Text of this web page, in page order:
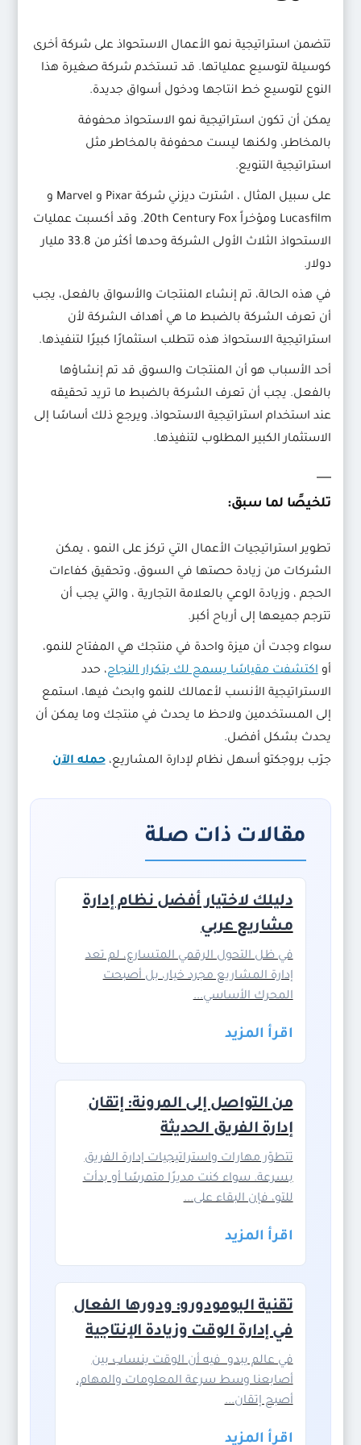
تتضمن استراتيجية نمو الأعمال الاستحواذ على شركة أخرى
كوسيلة لتوسيع عملياتها. قد تستخدم شركة صغيرة هذا
النوع لتوسيع خط انتاجها ودخول أسواق جديدة.
يمكن أن تكون استراتيجية نمو الاستحواذ محفوفة
بالمخاطر، ولكنها ليست محفوفة بالمخاطر مثل
استراتيجية التنويع.
على سبيل المثال ، اشترت ديزني شركة Pixar و Marvel و
Lucasfilm ومؤخراً 20th Century Fox. وقد أكسبت عمليات
الاستحواذ الثلاث الأولى الشركة وحدها أكثر من 33.8 مليار
دولار.
في هذه الحالة، تم إنشاء المنتجات والأسواق بالفعل، يجب
أن تعرف الشركة بالضبط ما هي أهداف الشركة لأن
استراتيجية الاستحواذ هذه تتطلب استثمارًا كبيرًا لتنفيذها.
أحد الأسباب هو أن المنتجات والسوق قد تم إنشاؤها
بالفعل. يجب أن تعرف الشركة بالضبط ما تريد تحقيقه
عند استخدام استراتيجية الاستحواذ، ويرجع ذلك أساسًا إلى
الاستثمار الكبير المطلوب لتنفيذها.
تلخيصًا لما سبق:
تطوير استراتيجيات الأعمال التي تركز على النمو ، يمكن
الشركات من زيادة حصتها في السوق، وتحقيق كفاءات
الحجم ، وزيادة الوعي بالعلامة التجارية ، والتي يجب أن
تترجم جميعها إلى أرباح أكبر.
سواء وجدت أن ميزة واحدة في منتجك هي المفتاح للنمو،
أواكتشفت مقياسًا يسمح لك بتكرار النجاح، حدد
الاستراتيجية الأنسب لأعمالك للنمو وابحث فيها، استمع
إلى المستخدمين ولاحظ ما يحدث في منتجك وما يمكن أن
يحدث بشكل أفضل.
جرّب بروجكتو أسهل نظام لإدارة المشاريع، حمله الآن
مقالات ذات صلة
دليلك لاختيار أفضل نظام إدارة
مشاريع عربي
في ظل التحول الرقمي المتسارع، لم تعد
إدارة المشاريع مجرد خيار، بل أصبحت
المحرك الأساسي...
اقرأ المزيد
من التواصل إلى المرونة: إتقان
إدارة الفريق الحديثة
تتطوّر مهارات واستراتيجيات إدارة الفريق
بسرعة. سواء كنت مديرًا متمرسًا أو بدأت
للتو، فإن البقاء على...
اقرأ المزيد
تقنية البومودورو: ودورها الفعال
في إدارة الوقت وزيادة الإنتاجية
في عالم يبدو فيه أن الوقت ينساب بين
أصابعنا وسط سرعة المعلومات والمهام،
أصبح إتقان...
اقرأ المزيد